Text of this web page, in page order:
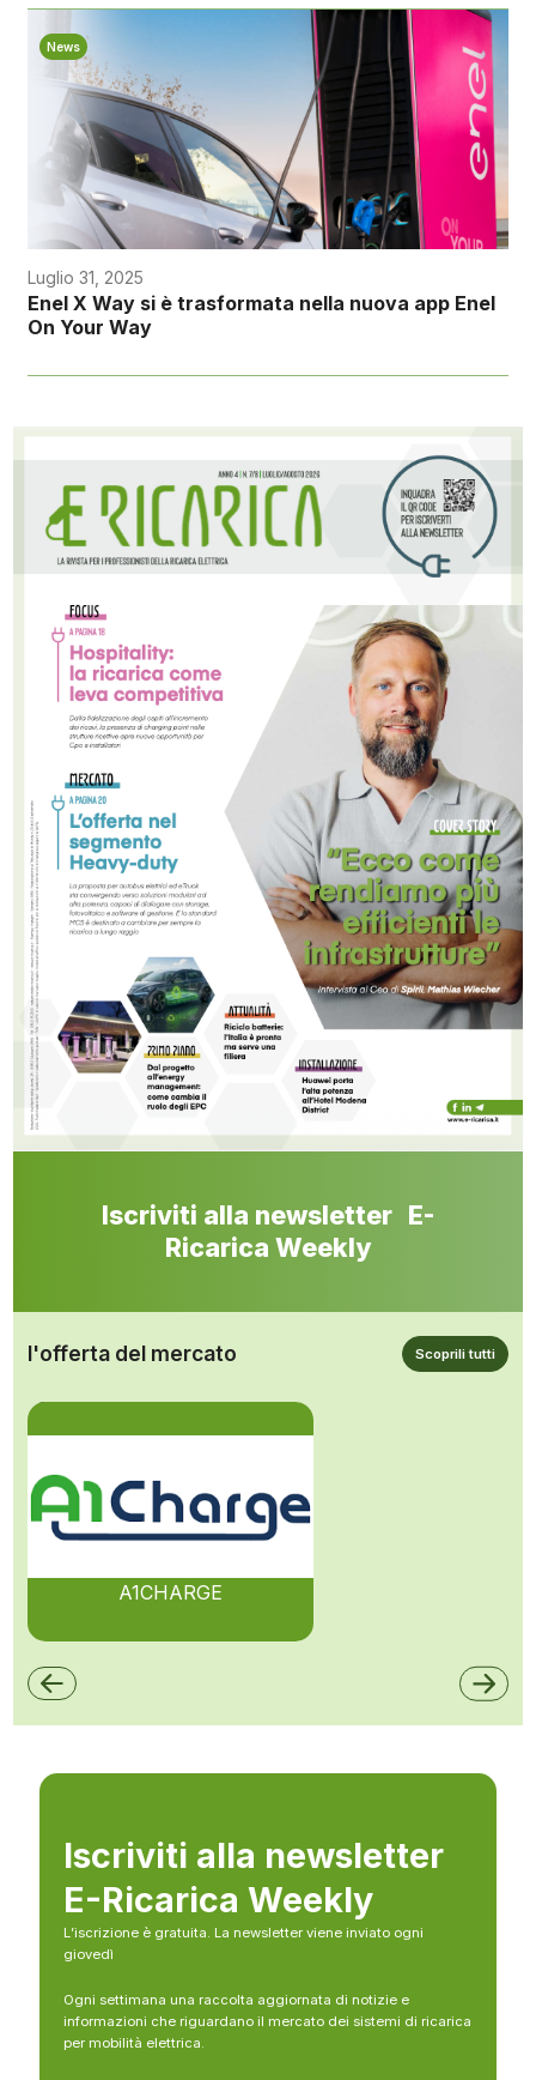
News
Luglio 31, 2025
Enel X Way si è trasformata nella nuova app Enel
On Your Way
Iscriviti alla newsletter E-
Ricarica Weekly
l'offerta del mercato Scoprili tutti
A1CHARGE
Iscriviti alla newsletter
E-Ricarica Weekly
L’iscrizione è gratuita. La newsletter viene inviato ogni
giovedì
Ogni settimana una raccolta aggiornata di notizie e
informazioni che riguardano il mercato dei sistemi di ricarica
per mobilità elettrica.